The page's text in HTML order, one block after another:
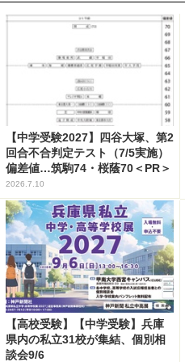
【中学受験2027】四谷大塚、第2
回合不合判定テスト（7/5実施）
偏差値…筑駒74・桜蔭70＜PR＞
2026.7.10
【高校受験】【中学受験】兵庫
県内の私立31校が集結、個別相
談会9/6